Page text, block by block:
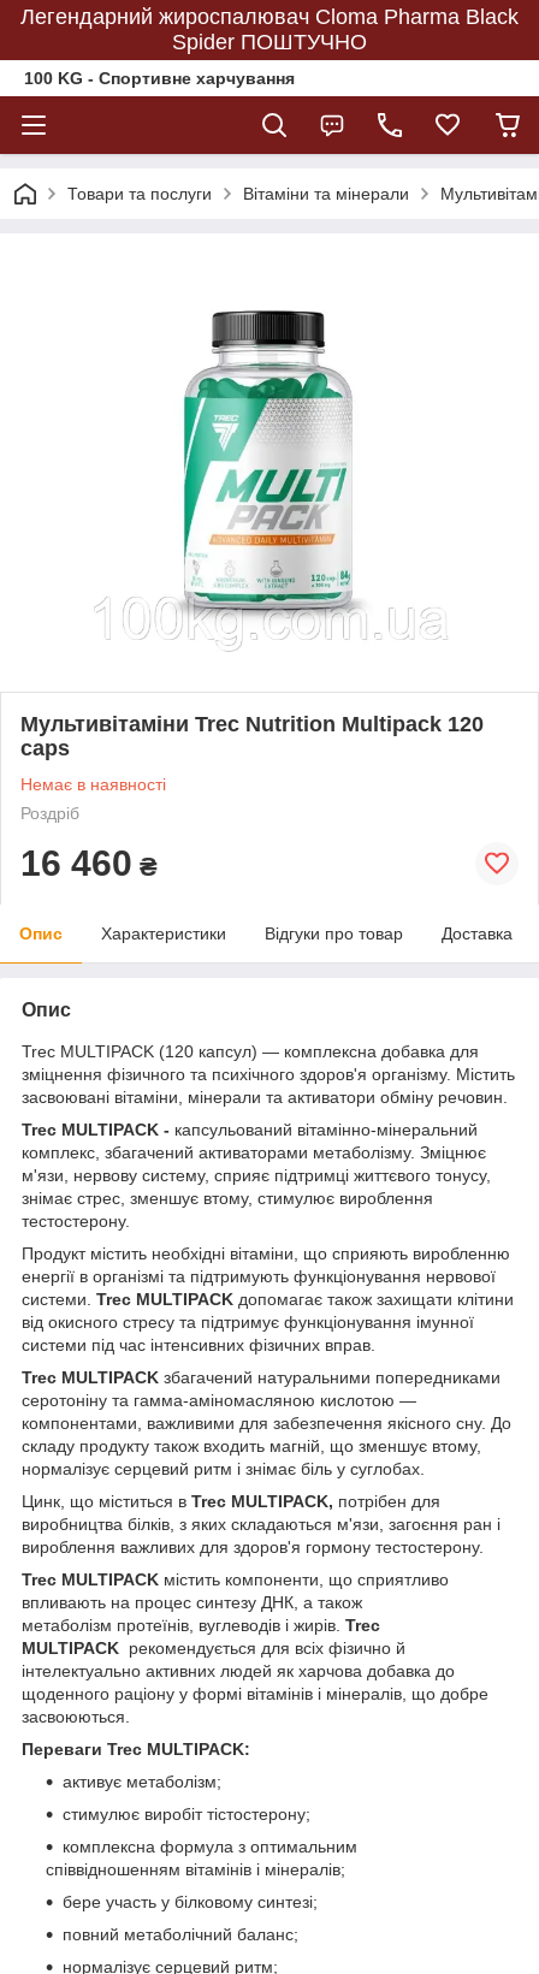
Легендарний жироспалювач Cloma Pharma Black
Spider ПОШТУЧНО
100 KG - Спортивне харчування
Товари та послуги Вітаміни та мінерали
Мультивітаміни Trec Nutrition Multipack 120
caps
Немає в наявності
Роздріб
16 460 ₴
Опис Характеристики Відгуки про товар Доставка
Опис
Trec MULTIPACK (120 капсул) — комплексна добавка для
зміцнення фізичного та психічного здоров'я організму. Містить
засвоювані вітаміни, мінерали та активатори обміну речовин.
Trec MULTIPACK - капсульований вітамінно-мінеральний
комплекс, збагачений активаторами метаболізму. Зміцнює
м'язи, нервову систему, сприяє підтримці життєвого тонусу,
знімає стрес, зменшує втому, стимулює вироблення
тестостерону.
Продукт містить необхідні вітаміни, що сприяють виробленню
енергії в організмі та підтримують функціонування нервової
системи. Trec MULTIPACK допомагає також захищати клітини
від окисного стресу та підтримує функціонування імунної
системи під час інтенсивних фізичних вправ.
Trec MULTIPACK збагачений натуральними попередниками
серотоніну та гамма-аміномасляною кислотою —
компонентами, важливими для забезпечення якісного сну. До
складу продукту також входить магній, що зменшує втому,
нормалізує серцевий ритм і знімає біль у суглобах.
Цинк, що міститься в Trec MULTIPACK, потрібен для
виробництва білків, з яких складаються м'язи, загоєння ран і
вироблення важливих для здоров'я гормону тестостерону.
Trec MULTIPACK містить компоненти, що сприятливо
впливають на процес синтезу ДНК, а також
метаболізм протеїнів, вуглеводів і жирів. Trec
MULTIPACK рекомендується для всіх фізично й
інтелектуально активних людей як харчова добавка до
щоденного раціону у формі вітамінів і мінералів, що добре
засвоюються.
Переваги Trec MULTIPACK:
активує метаболізм;
стимулює виробіт тістостерону;
комплексна формула з оптимальним
співвідношенням вітамінів і мінералів;
бере участь у білковому синтезі;
повний метаболічний баланс;
нормалізує серцевий ритм;